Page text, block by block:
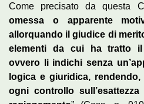
Come precisato da questa
omessa o apparente
allorquando il giudice di
elementi da cui ha tratto il
ovvero li indichi senza
logica e giuridica,
ogni controllo